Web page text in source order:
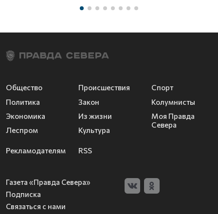
Общество
Политика
Экономика
Леспром
Происшествия
Закон
Из жизни
Культура
Спорт
Колумнисты
Моя Правда
Севера
Рекламодателям RSS
Газета «Правда Севера»
Подписка
Связаться с нами